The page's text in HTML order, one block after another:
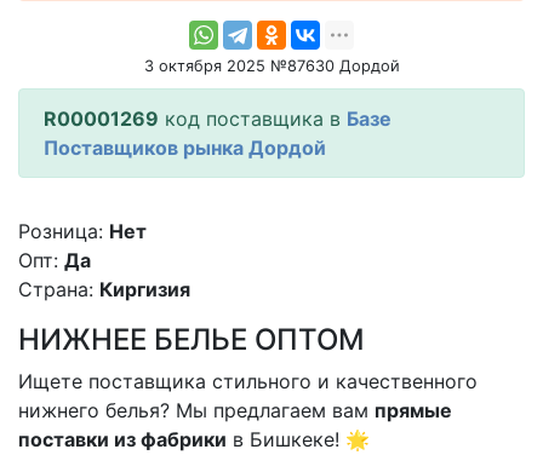
3 октября 2025 №87630 Дордой
R00001269 код поставщика в Базе
Поставщиков рынка Дордой
Розница: Нет
Опт: Да
Страна: Киргизия
НИЖНЕЕ БЕЛЬЕ ОПТОМ
Ищете поставщика стильного и качественного
нижнего белья? Мы предлагаем вам прямые
поставки из фабрики в Бишкеке! 🌟